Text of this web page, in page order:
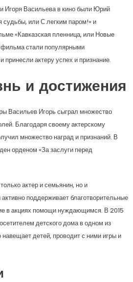
Игоря Васильева в кино были Юрий
или С легким паром!» и
«Кавказская пленница, или Новые
стали популярными
актеру успех и признание.
и достижения
Васильев Игорь сыграл множество
Благодаря своему актерскому
множество наград и признаний. В
орденом «За заслуги перед
актер и семьянин, но и
поддерживает благотворительные
в акциях помощи нуждающимся. В 2015
детского дома в одном из
навещает детей, проводит с ними игры и